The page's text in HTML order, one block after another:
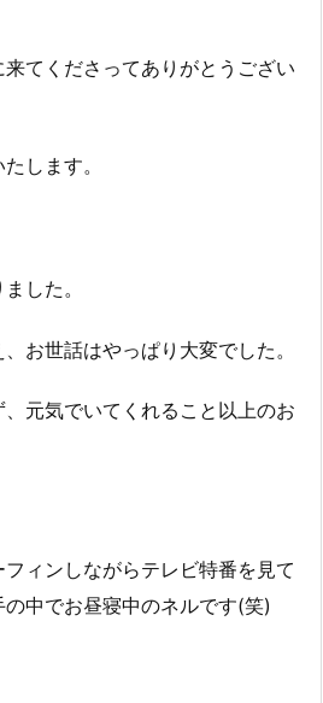
てくださってありがとうござい
します。
した。
お世話はやっぱり大変でした。
元気でいてくれること以上のお
フィンしながらテレビ特番を見て
中でお昼寝中のネルです(笑)